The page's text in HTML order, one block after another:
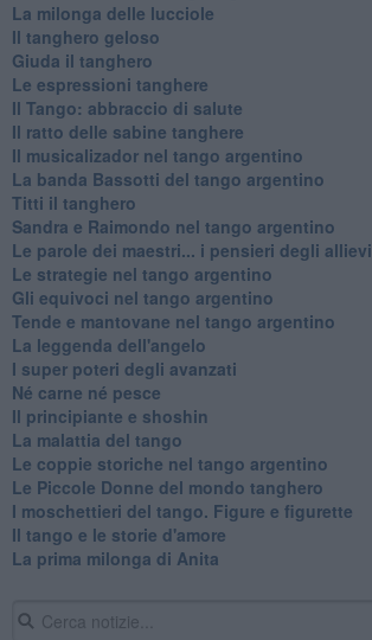
La milonga delle lucciole
Il tanghero geloso
Giuda il tanghero
Le espressioni tanghere
Il Tango: abbraccio di salute
Il ratto delle sabine tanghere
Il musicalizador nel tango argentino
La banda Bassotti del tango argentino
Titti il tanghero
Sandra e Raimondo nel tango argentino
Le parole dei maestri... i pensieri degli allievi
Le strategie nel tango argentino
Gli equivoci nel tango argentino
Tende e mantovane nel tango argentino
La leggenda dell'angelo
I super poteri degli avanzati
​Né carne né pesce
Il principiante e shoshin
La malattia del tango
Le coppie storiche nel tango argentino
​Le Piccole Donne del mondo tanghero
I moschettieri del tango. Figure e figurette
Il tango e le storie d'amore
​La prima milonga di Anita